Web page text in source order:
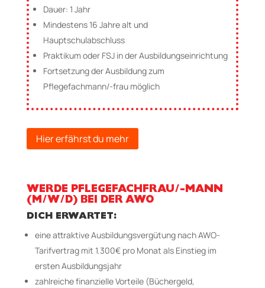
Dauer: 1 Jahr
Mindestens 16 Jahre alt und
Hauptschulabschluss
Praktikum oder FSJ in der Ausbildungseinrichtung
Fortsetzung der Ausbildung zum
Pflegefachmann/-frau möglich
Hier erfährst du mehr
WERDE PFLEGEFACHFRAU/-MANN
(M/W/D) BEI DER AWO
DICH ERWARTET:
eine attraktive Ausbildungsvergütung nach AWO-
Tarifvertrag mit 1.300€ pro Monat als Einstieg im
ersten Ausbildungsjahr
zahlreiche finanzielle Vorteile (Büchergeld,